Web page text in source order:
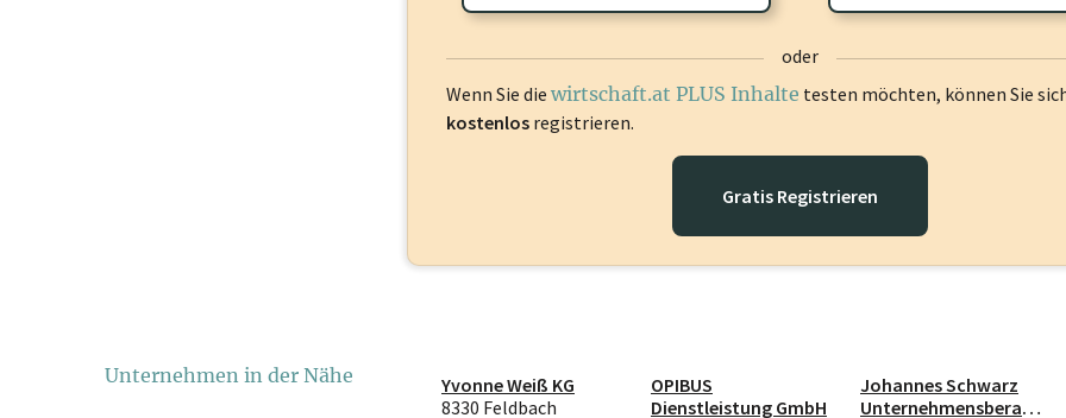
oder
Wenn Sie die wirtschaft.at PLUS Inhalte testen möchten, können Sie
kostenlos registrieren.
Gratis Registrieren
Unternehmen in der Nähe
Yvonne Weiß KG
8330 Feldbach
OPIBUS
Dienstleistung GmbH
Johannes Schwarz
Unternehmensberatu